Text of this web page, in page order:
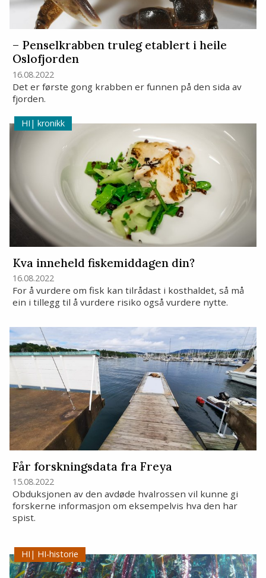
– Penselkrabben truleg etablert i heile
Oslofjorden
16.08.2022
Det er første gong krabben er funnen på den sida av
fjorden.
kronikk
Kva inneheld fiskemiddagen din?
16.08.2022
For å vurdere om fisk kan tilrådast i kosthaldet, så må
ein i tillegg til å vurdere risiko også vurdere nytte.
Får forskningsdata fra Freya
15.08.2022
Obduksjonen av den avdøde hvalrossen vil kunne gi
forskerne informasjon om eksempelvis hva den har
spist.
HI-historie